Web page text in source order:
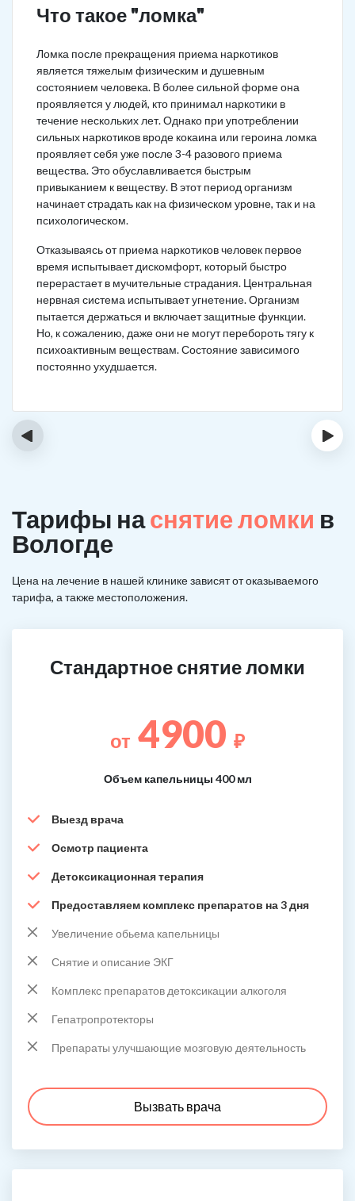
Что такое "ломка"
Ломка после прекращения приема наркотиков
является тяжелым физическим и душевным
состоянием человека. В более сильной форме она
проявляется у людей, кто принимал наркотики в
течение нескольких лет. Однако при употреблении
сильных наркотиков вроде кокаина или героина ломка
проявляет себя уже после 3-4 разового приема
вещества. Это обуславливается быстрым
привыканием к веществу. В этот период организм
начинает страдать как на физическом уровне, так и на
психологическом.
Отказываясь от приема наркотиков человек первое
время испытывает дискомфорт, который быстро
перерастает в мучительные страдания. Центральная
нервная система испытывает угнетение. Организм
пытается держаться и включает защитные функции.
Но, к сожалению, даже они не могут перебороть тягу к
психоактивным веществам. Состояние зависимого
постоянно ухудшается.
‹ ›
Тарифы наснятие ломки в
Вологде
Цена на лечение в нашей клинике зависят от оказываемого
тарифа, а также местоположения.
Стандартное снятие ломки
от 4900 ₽
Объем капельницы 400 мл
Выезд врача
Осмотр пациента
Детоксикационная терапия
Предоставляем комплекс препаратов на 3 дня
Увеличение обьема капельницы
Снятие и описание ЭКГ
Комплекс препаратов детоксикации алкоголя
Гепатропротекторы
Препараты улучшающие мозговую деятельность
Вызвать врача